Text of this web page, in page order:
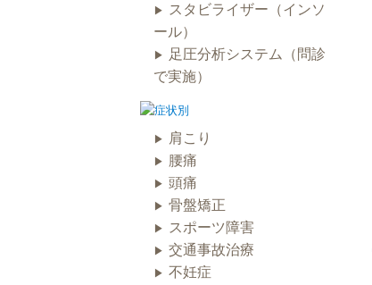
スタビライザー（インソ
ール）
足圧分析システム（問診
で実施）
肩こり
腰痛
頭痛
骨盤矯正
スポーツ障害
交通事故治療
不妊症